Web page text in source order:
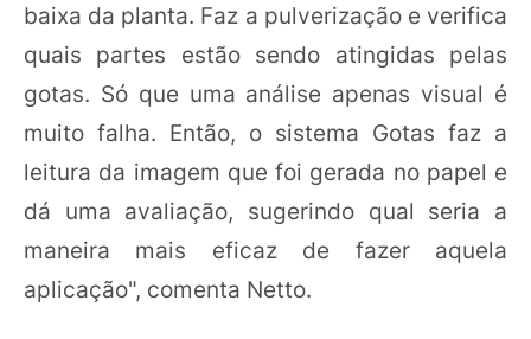
baixa da planta. Faz a pulverização e verifica
quais partes estão sendo atingidas pelas
gotas. Só que uma análise apenas visual é
muito falha. Então, o sistema Gotas faz a
leitura da imagem que foi gerada no papel e
dá uma avaliação, sugerindo qual seria a
maneira mais eficaz de fazer aquela
aplicação", comenta Netto.